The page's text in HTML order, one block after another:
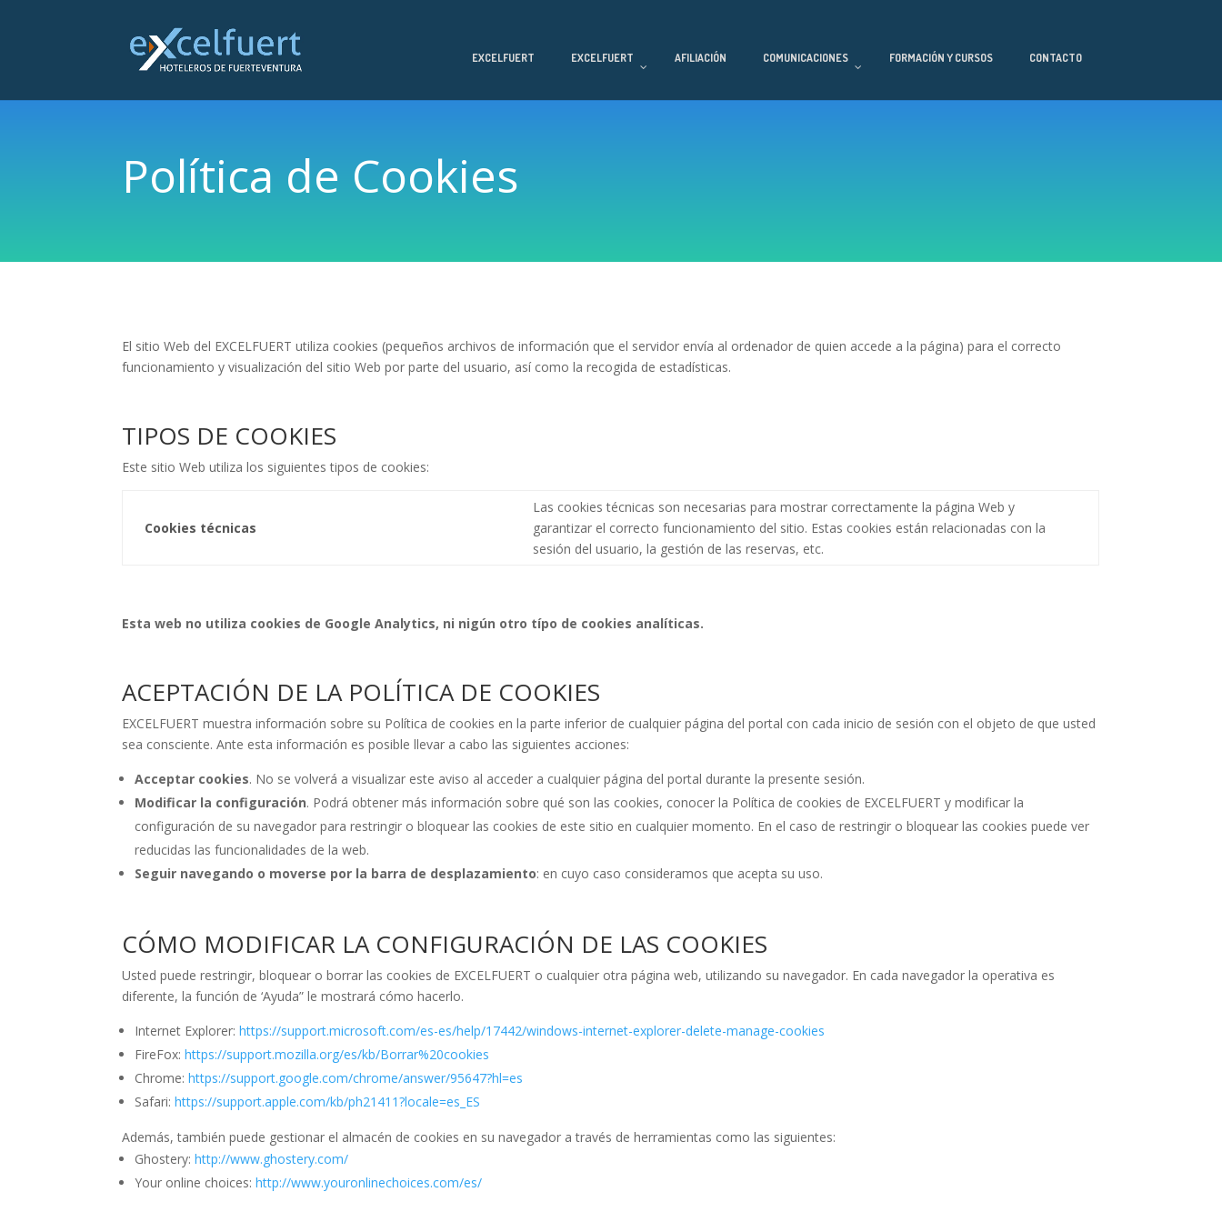
EXCELFUERT EXCELFUERT AFILIACIÓN COMUNICACIONES FORMACIÓN Y CURSOS CONTACTO
Política de Cookies
El sitio Web del EXCELFUERT utiliza cookies (pequeños archivos de información que el servidor envía al ordenador de quien accede a la página) para el correcto
funcionamiento y visualización del sitio Web por parte del usuario, así como la recogida de estadísticas.
TIPOS DE COOKIES
Este sitio Web utiliza los siguientes tipos de cookies:
Cookies técnicas
Las cookies técnicas son necesarias para mostrar correctamente la página Web y
garantizar el correcto funcionamiento del sitio. Estas cookies están relacionadas con la
sesión del usuario, la gestión de las reservas, etc.
Esta web no utiliza cookies de Google Analytics, ni nigún otro típo de cookies analíticas.
ACEPTACIÓN DE LA POLÍTICA DE COOKIES
EXCELFUERT muestra información sobre su Política de cookies en la parte inferior de cualquier página del portal con cada inicio de sesión con el objeto de que usted
sea consciente. Ante esta información es posible llevar a cabo las siguientes acciones:
Acceptar cookies. No se volverá a visualizar este aviso al acceder a cualquier página del portal durante la presente sesión.
Modificar la configuración. Podrá obtener más información sobre qué son las cookies, conocer la Política de cookies de EXCELFUERT y modificar la
configuración de su navegador para restringir o bloquear las cookies de este sitio en cualquier momento. En el caso de restringir o bloquear las cookies puede ver
reducidas las funcionalidades de la web.
Seguir navegando o moverse por la barra de desplazamiento: en cuyo caso consideramos que acepta su uso.
CÓMO MODIFICAR LA CONFIGURACIÓN DE LAS COOKIES
Usted puede restringir, bloquear o borrar las cookies de EXCELFUERT o cualquier otra página web, utilizando su navegador. En cada navegador la operativa es
diferente, la función de ‘Ayuda” le mostrará cómo hacerlo.
Internet Explorer:https://support.microsoft.com/es-es/help/17442/windows-internet-explorer-delete-manage-cookies
FireFox:https://support.mozilla.org/es/kb/Borrar%20cookies
Chrome:https://support.google.com/chrome/answer/95647?hl=es
Safari:https://support.apple.com/kb/ph21411?locale=es_ES
Además, también puede gestionar el almacén de cookies en su navegador a través de herramientas como las siguientes:
Ghostery:http://www.ghostery.com/
Your online choices:http://www.youronlinechoices.com/es/